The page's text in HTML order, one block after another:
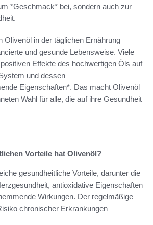
*Geschmack* bei, sondern auch zur
Olivenöl in der täglichen Ernährung
und gesunde Lebensweise. Viele
Effekte des hochwertigen Öls auf
und dessen
Eigenschaften*. Das macht Olivenöl
Wahl für alle, die auf ihre Gesundheit
Vorteile hat Olivenöl?
gesundheitliche Vorteile, darunter die
antioxidative Eigenschaften
Wirkungen. Der regelmäßige
chronischer Erkrankungen